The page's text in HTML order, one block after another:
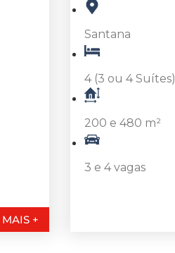
+
Santana
4 (3 ou 4 Suítes)
200 e 480 m²
3 e 4 vagas